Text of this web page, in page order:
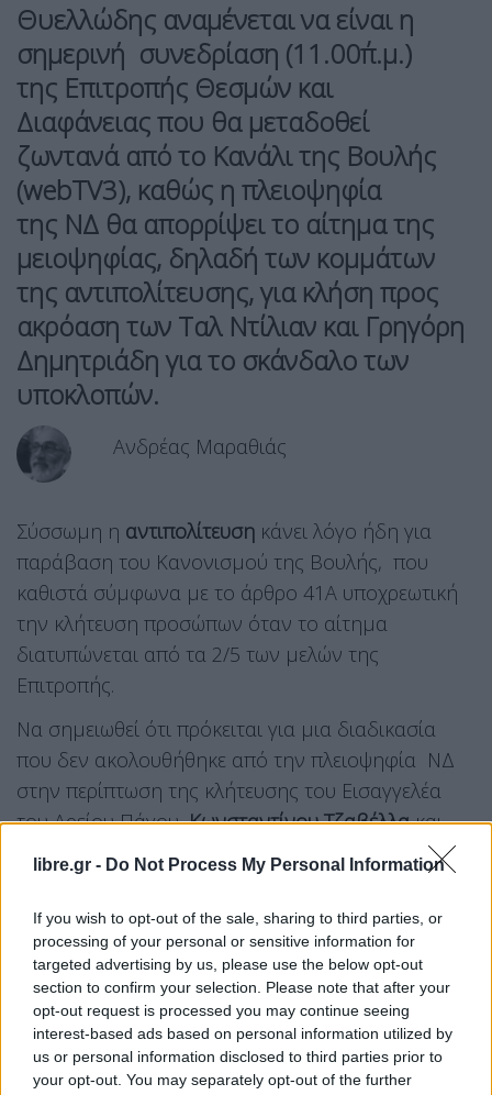
libre.gr - Do Not Process My Personal Information
If you wish to opt-out of the sale, sharing to third parties, or
processing of your personal or sensitive information for
targeted advertising by us, please use the below opt-out
section to confirm your selection. Please note that after your
opt-out request is processed you may continue seeing
interest-based ads based on personal information utilized by
us or personal information disclosed to third parties prior to
your opt-out. You may separately opt-out of the further
Θυελλώδης αναμένεται να είναι η
σημερινή συνεδρίαση (11.00΄π.μ.)
της Επιτροπής Θεσμών και
Διαφάνειαςπου θα μεταδοθεί
ζωντανά από το Κανάλι της Βουλής
(webTV3), καθώς η πλειοψηφία
της ΝΔ θα απορρίψει το αίτημα της
μειοψηφίας, δηλαδή των κομμάτων
της αντιπολίτευσης, για κλήση προς
ακρόαση των Ταλ Ντίλιαν και Γρηγόρη
Δημητριάδη για το σκάνδαλο των
υποκλοπών.
Ανδρέας Μαραθιάς
Σύσσωμη η αντιπολίτευση κάνει λόγο ήδη για
παράβαση του Κανονισμού της Βουλής, που
καθιστά σύμφωνα με το άρθρο 41Α υποχρεωτική
την κλήτευση προσώπων όταν το αίτημα
διατυπώνεται από τα 2/5 των μελών της
Επιτροπής.
Να σημειωθεί ότι πρόκειται για μια διαδικασία
που δεν ακολουθήθηκε από την πλειοψηφία ΝΔ
στην περίπτωση της κλήτευσης του Εισαγγελέα
του Αρείου Πάγου,Κωνσταντίνου Τζαβέλλακαι
του διοικητή της ΕΥΠ,
Θεμιστοκλή Δεμίρη
, πριν
από ενάμισι μήνα περίπου, αφού τότε δεν
μεσολάβησε συνεδρίαση της Επιτροπής
προκειμένου να εξετάσει τη… “βασιμότητα” της
κλήτευσης.
Άλλωστε οι κλήσεις με βάση το41Αμπορεί να
είναι υποχρεωτικές, αλλά στο τέλος οι κληθέντες